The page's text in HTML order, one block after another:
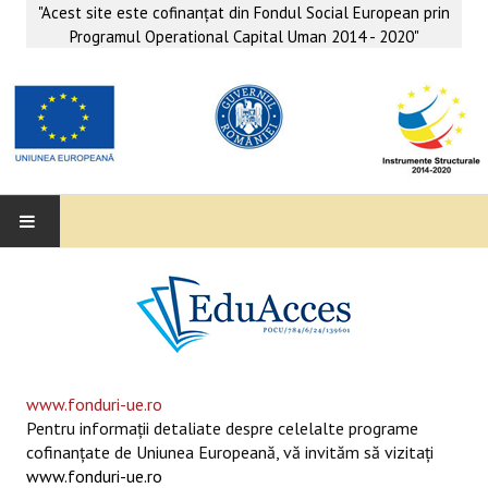
"Acest site este cofinanţat din Fondul Social European prin
Programul Operational Capital Uman 2014 - 2020"
SUPORT EDUCAȚIONAL MATEMATICĂ- INFORMATICĂ
SERVICII PSIHO-SOCIALE
www.fonduri-ue.ro
Pentru informaţii detaliate despre celelalte programe
cofinanţate de Uniunea Europeană, vă invităm să vizitaţi
www.fonduri-ue.ro